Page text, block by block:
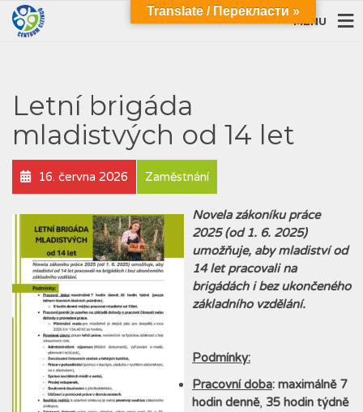
MENU
Letní brigáda
mladistvých od 14 let
16. června 2026 Zaměstnání
Novela zákoníku práce
2025 (od 1. 6. 2025)
umožňuje, aby mladiství od
14 let pracovali na
brigádách i bez ukončeného
základního vzdělání.
Podmínky:
Pracovní doba: maximálně 7
hodin denně, 35 hodin týdně
Translate / Перекласти »